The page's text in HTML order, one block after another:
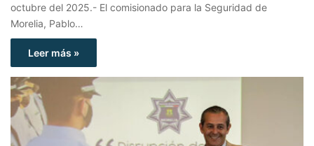
octubre del 2025.- El comisionado para la Seguridad de
Morelia, Pablo…
Leer más »